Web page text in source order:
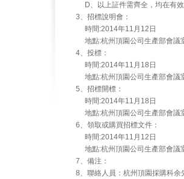
D、以上証件需齊全，均在有
3、招標說明會：
時間:2014年11月12日
地點:杭州頂園公司生產部會議
4、投標：
時間:2014年11月18日
地點:杭州頂園公司生產部會議
5、招標開標：
時間:2014年11月18日
地點:杭州頂園公司生產部會議
6、領取或購買招標文件：
時間:2014年11月12日
地點:杭州頂園公司生產部會議
7、備注：
8、聯絡人員：杭州頂園採購科余